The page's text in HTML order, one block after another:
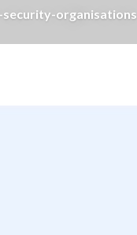
security-organisations